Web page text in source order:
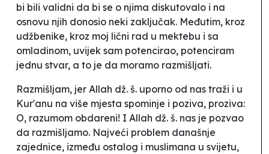
bi bili validni da bi se o njima diskutovalo i na
osnovu njih donosio neki zaključak. Međutim, kroz
udžbenike, kroz moj lični rad u mektebu i sa
omladinom, uvijek sam potencirao, potenciram
jednu stvar, a to je da moramo razmišljati.
Razmišljam, jer Allah dž. š. uporno od nas traži i u
Kur'anu na više mjesta spominje i poziva, proziva:
O, razumom obdareni! I Allah dž. š. nas je pozvao
da razmišljamo. Najveći problem današnje
zajednice, između ostalog i muslimana u svijetu,